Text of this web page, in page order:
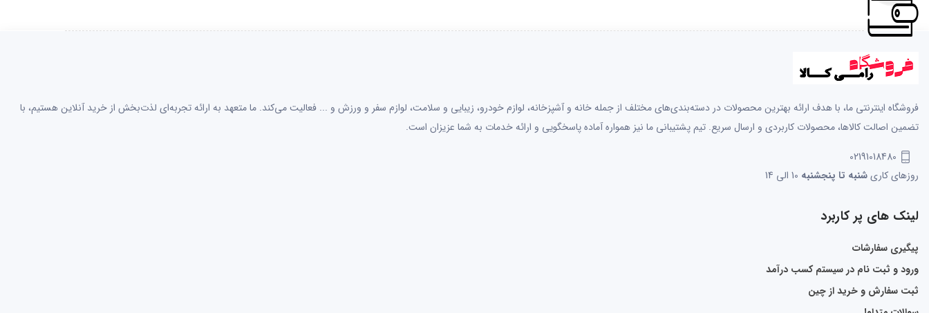
فروشگاه اینترنتی ما، با هدف ارائه بهترین محصولات در دسته‌بندی‌های مختلف از جمله خانه و آشپزخانه، لوازم خودرو، زیبایی و سلامت، لوازم سفر و ورزش و ... فعالیت می‌کند. ما متعهد به ارائه تجربه‌ای لذت‌بخش از خرید آنلاین هستیم، با
تضمین اصالت کالاها، محصولات کاربردی و ارسال سریع. تیم پشتیبانی ما نیز همواره آماده پاسخگویی و ارائه خدمات به شما عزیزان است.
02191018480
روزهای کاریشنبه تا پنجشنبه
لینک های پر کاربرد
پیگیری سفارشات
ورود و ثبت نام در سیستم کسب درآمد
ثبت سفارش و خرید از چین